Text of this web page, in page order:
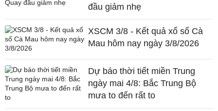
đầu giảm nhẹ
XSCM 3/8 - Kết quả xổ số Cà
Mau hôm nay ngày 3/8/2026
Dự báo thời tiết miền Trung
ngày mai 4/8: Bắc Trung Bộ
mưa to đến rất to